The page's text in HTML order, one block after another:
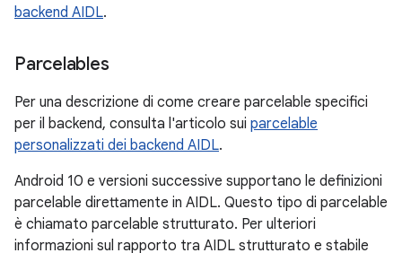
backend AIDL.
Parcelables
Per una descrizione di come creare parcelable specifici
per il backend, consulta l'articolo sui parcelable
personalizzati dei backend AIDL.
Android 10 e versioni successive supportano le definizioni
parcelable direttamente in AIDL. Questo tipo di parcelable
è chiamato parcelable strutturato. Per ulteriori
informazioni sul rapporto tra AIDL strutturato e stabile